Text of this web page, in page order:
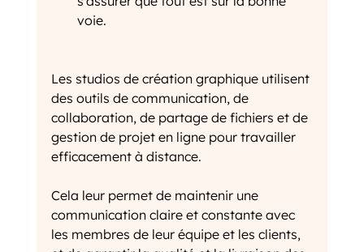
voie.
Les studios de création graphique utilisent
des outils de communication, de
collaboration, de partage de fichiers et de
gestion de projet en ligne pour travailler
efficacement à distance.
Cela leur permet de maintenir une
communication claire et constante avec
les membres de leur équipe et les clients,